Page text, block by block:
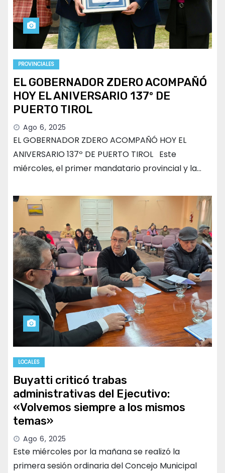
PROVINCIALES
EL GOBERNADOR ZDERO ACOMPAÑÓ
HOY EL ANIVERSARIO 137º DE
PUERTO TIROL
Ago 6, 2025
EL GOBERNADOR ZDERO ACOMPAÑÓ HOY EL
ANIVERSARIO 137º DE PUERTO TIROL Este
miércoles, el primer mandatario provincial y la…
LOCALES
Buyatti criticó trabas
administrativas del Ejecutivo:
«Volvemos siempre a los mismos
temas»
Ago 6, 2025
Este miércoles por la mañana se realizó la
primera sesión ordinaria del Concejo Municipal